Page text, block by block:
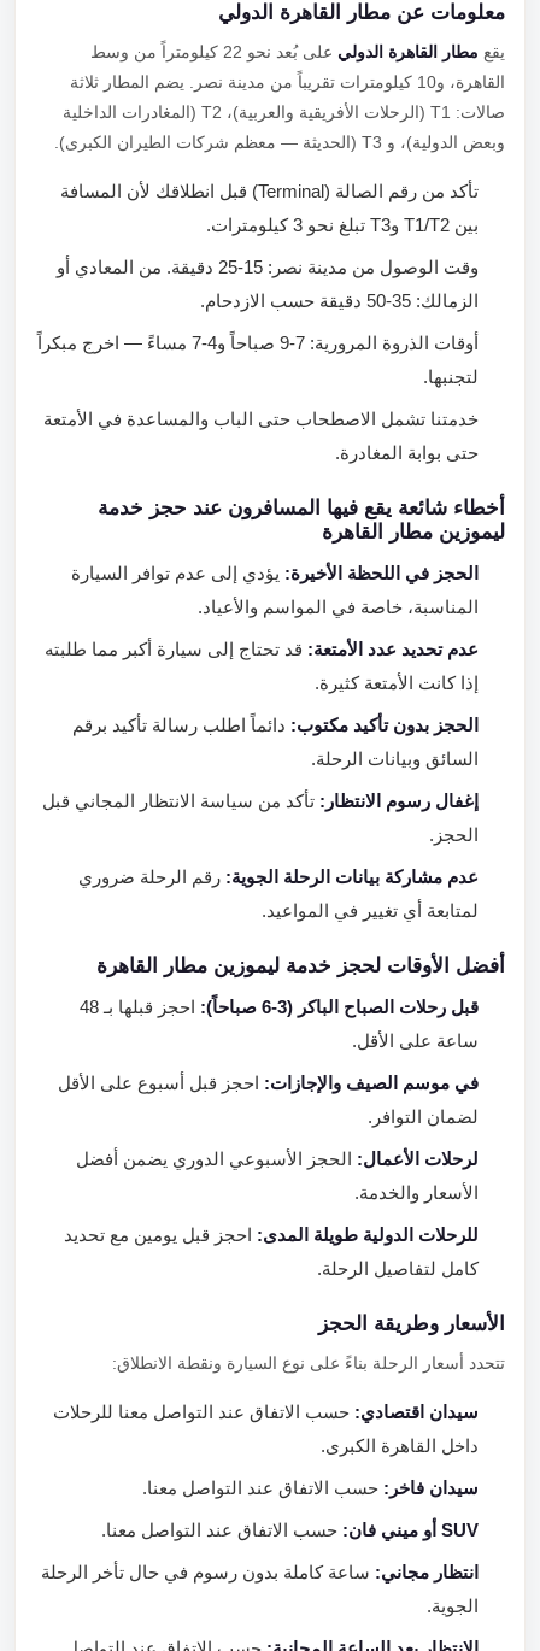
معلومات عن مطار القاهرة الدولي
يقعمطار القاهرة الدولي
على بُعد نحو 22 كيلومتراً من وسط
القاهرة، و10 كيلومترات تقريباً من مدينة نصر. يضم المطار ثلاثة
صالات: T1 (الرحلات الأفريقية والعربية)، T2 (المغادرات الداخلية
وبعض الدولية)، و T3 (الحديثة — معظم شركات الطيران الكبرى).
تأكد من رقم الصالة (Terminal) قبل انطلاقك لأن المسافة
بين T1/T2 وT3 تبلغ نحو 3 كيلومترات.
وقت الوصول من مدينة نصر: 15-25 دقيقة. من المعادي أو
الزمالك: 35-50 دقيقة حسب الازدحام.
أوقات الذروة المرورية: 7-9 صباحاً و4-7 مساءً — اخرج مبكراً
لتجنبها.
خدمتنا تشمل الاصطحاب حتى الباب والمساعدة في الأمتعة
حتى بوابة المغادرة.
أخطاء شائعة يقع فيها المسافرون عند حجز خدمة
ليموزين مطار القاهرة
الحجز في اللحظة الأخيرة:يؤدي إلى عدم توافر السيارة
المناسبة، خاصة في المواسم والأعياد.
عدم تحديد عدد الأمتعة:قد تحتاج إلى سيارة أكبر مما طلبته
إذا كانت الأمتعة كثيرة.
الحجز بدون تأكيد مكتوب:دائماً اطلب رسالة تأكيد برقم
السائق وبيانات الرحلة.
إغفال رسوم الانتظار:تأكد من سياسة الانتظار المجاني قبل
الحجز.
عدم مشاركة بيانات الرحلة الجوية:رقم الرحلة ضروري
لمتابعة أي تغيير في المواعيد.
أفضل الأوقات لحجز خدمة ليموزين مطار القاهرة
قبل رحلات الصباح الباكر (3-6 صباحاً):
احجز قبلها بـ 48
ساعة على الأقل.
في موسم الصيف والإجازات:احجز قبل أسبوع على الأقل
لضمان التوافر.
لرحلات الأعمال:الحجز الأسبوعي الدوري يضمن أفضل
الأسعار والخدمة.
للرحلات الدولية طويلة المدى:احجز قبل يومين مع تحديد
كامل لتفاصيل الرحلة.
الأسعار وطريقة الحجز
تتحدد أسعار الرحلة بناءً على نوع السيارة ونقطة الانطلاق:
سيدان اقتصادي:حسب الاتفاق عند التواصل معنا للرحلات
داخل القاهرة الكبرى.
سيدان فاخر:حسب الاتفاق عند التواصل معنا.
SUV أو ميني فان: حسب الاتفاق عند التواصل معنا.
انتظار مجاني:ساعة كاملة بدون رسوم في حال تأخر الرحلة
الجوية.